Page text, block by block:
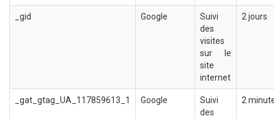
_gid Google
Suivi
des
visites
sur le
site
internet
2 jours
_gat_gtag_UA_117859613_1 Google
Suivi
des
2